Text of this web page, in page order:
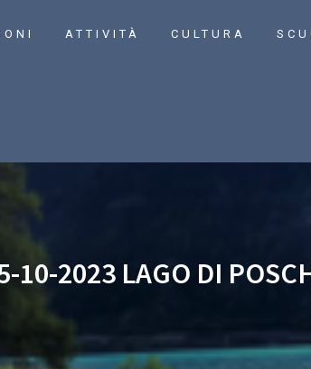
ATTIVITÀ CULTURA
10-2023 LAGO DI